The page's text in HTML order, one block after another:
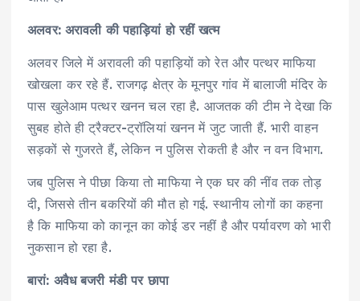
अलवर: अरावली की पहाड़ियां हो रहीं खत्म
अलवर जिले में अरावली की पहाड़ियों को रेत और पत्थर माफिया
खोखला कर रहे हैं. राजगढ़ क्षेत्र के मूनपुर गांव में बालाजी मंदिर के
पास खुलेआम पत्थर खनन चल रहा है. आजतक की टीम ने देखा कि
सुबह होते ही ट्रैक्टर-ट्रॉलियां खनन में जुट जाती हैं. भारी वाहन
सड़कों से गुजरते हैं, लेकिन न पुलिस रोकती है और न वन विभाग.
जब पुलिस ने पीछा किया तो माफिया ने एक घर की नींव तक तोड़
दी, जिससे तीन बकरियों की मौत हो गई. स्थानीय लोगों का कहना
है कि माफिया को कानून का कोई डर नहीं है और पर्यावरण को भारी
नुकसान हो रहा है.
बारां: अवैध बजरी मंडी पर छापा